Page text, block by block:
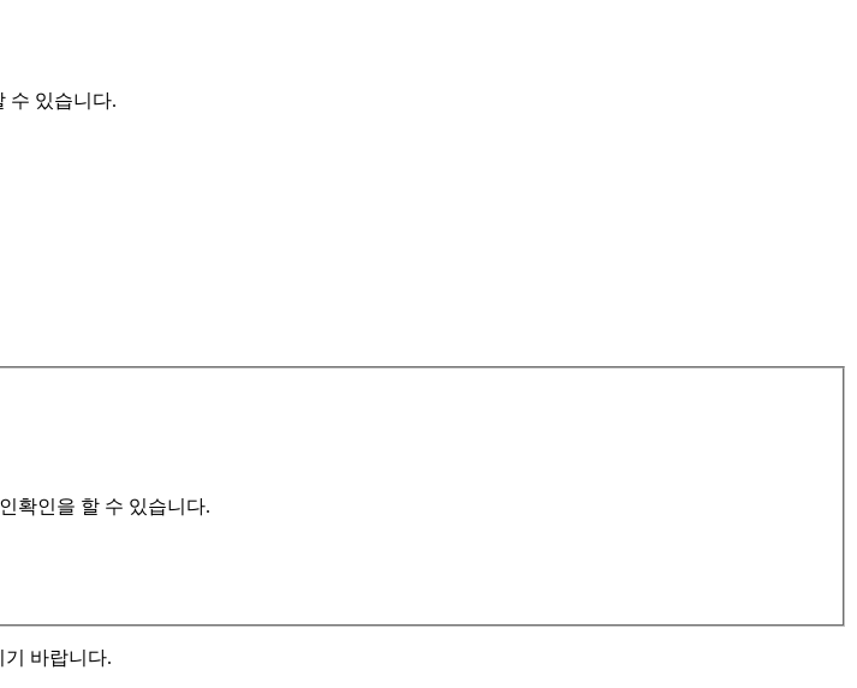
수 있습니다.
확인을 할 수 있습니다.
바랍니다.